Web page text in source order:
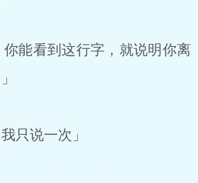
能看到这行字，就说明你离
只说一次」